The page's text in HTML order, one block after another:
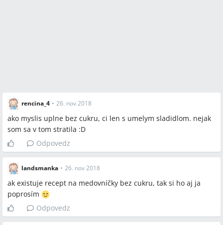
rencina_4 • 26. nov 2018
ako myslis uplne bez cukru, ci len s umelym sladidlom. nejak
som sa v tom stratila :D
Odpovedz
landsmanka • 26. nov 2018
ak existuje recept na medovníčky bez cukru, tak si ho aj ja
poprosím
Odpovedz